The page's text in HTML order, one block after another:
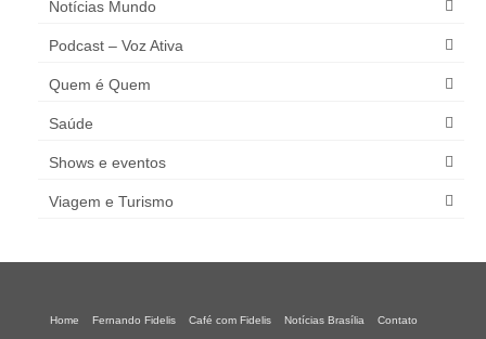
Notícias Mundo
Podcast – Voz Ativa
Quem é Quem
Saúde
Shows e eventos
Viagem e Turismo
Home Fernando Fidelis Café com Fidelis Notícias Brasília Contato